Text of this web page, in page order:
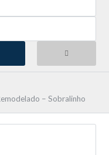
– Sobralinho